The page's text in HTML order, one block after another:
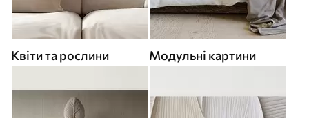
Квіти та рослини Модульні картини